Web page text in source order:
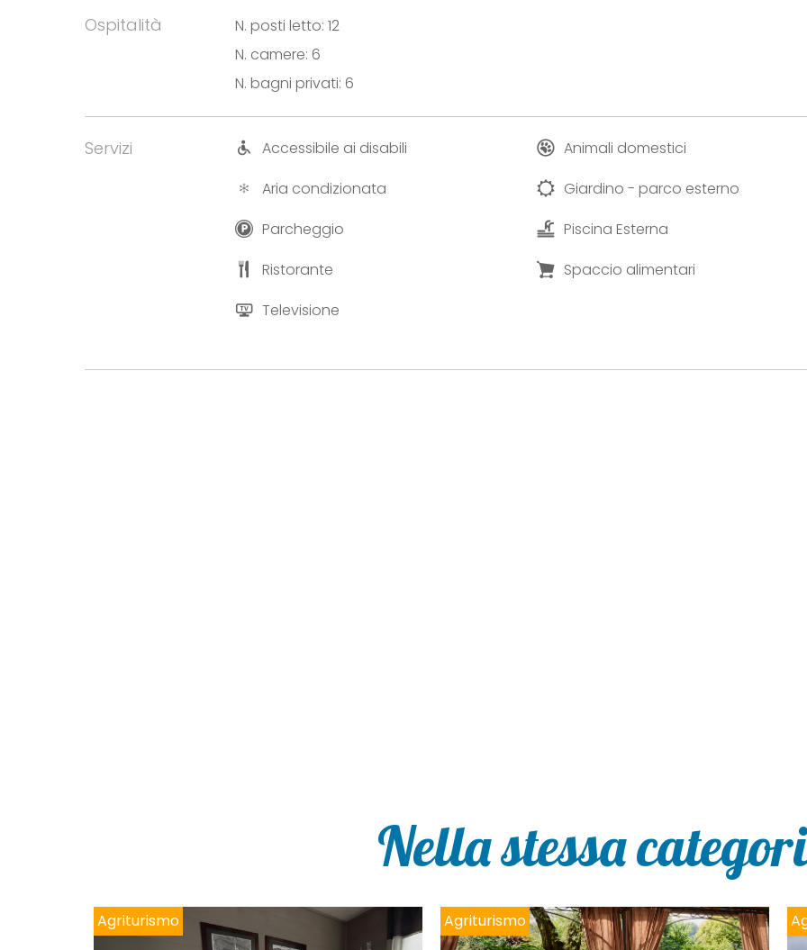
Ospitalità
N. posti letto: 12
N. camere: 6
N. bagni privati: 6
Servizi Accessibile ai disabili
Animali domestici
Aria condizionata
Giardino - parco esterno
Parcheggio
Piscina Esterna
Ristorante
Spaccio alimentari
Televisione
Nella stessa
Agriturismo Agriturismo